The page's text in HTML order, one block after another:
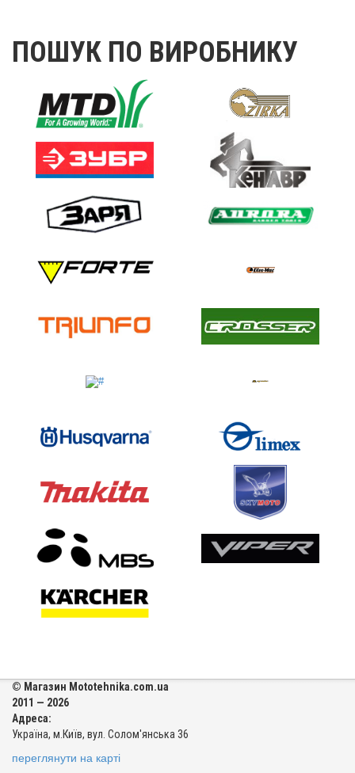
ПОШУК ПО ВИРОБНИКУ
© Магазин Mototehnika.com.ua
2011 — 2026
Адреса:
Україна, м.Київ, вул. Солом'янська 36
переглянути на карті